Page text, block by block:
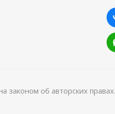
об авторских